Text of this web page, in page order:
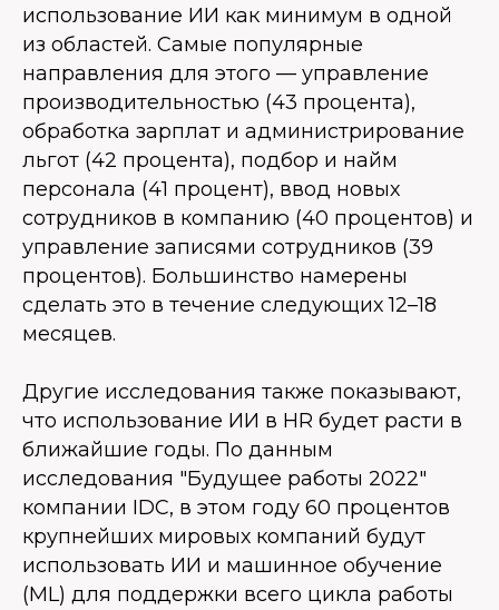
использование ИИ как минимум в одной
из областей. Самые популярные
направления для этого — управление
производительностью (43 процента),
обработка зарплат и администрирование
льгот (42 процента), подбор и найм
персонала (41 процент), ввод новых
сотрудников в компанию (40 процентов) и
управление записями сотрудников (39
процентов). Большинство намерены
сделать это в течение следующих 12–18
месяцев.
Другие исследования также показывают,
что использование ИИ в HR будет расти в
ближайшие годы. По данным
исследования "Будущее работы 2022"
компании IDC, в этом году 60 процентов
крупнейших мировых компаний будут
использовать ИИ и машинное обучение
(ML) для поддержки всего цикла работы